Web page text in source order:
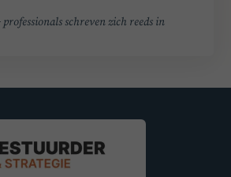
schreven zich reeds in